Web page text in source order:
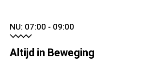
NU: 07:00 - 09:00
Altijd in Beweging